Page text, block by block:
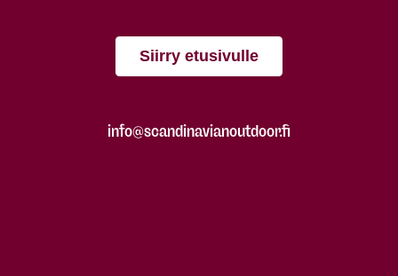
Siirry etusivulle
info@scandinavianoutdoor.fi